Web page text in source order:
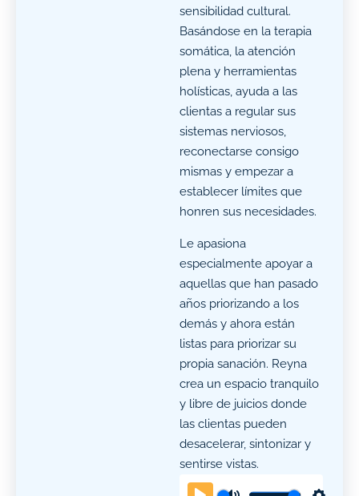
sensibilidad cultural.
Basándose en la terapia
somática, la atención
plena y herramientas
holísticas, ayuda a las
clientas a regular sus
sistemas nerviosos,
reconectarse consigo
mismas y empezar a
establecer límites que
honren sus necesidades.
Le apasiona
especialmente apoyar a
aquellas que han pasado
años priorizando a los
demás y ahora están
listas para priorizar su
propia sanación. Reyna
crea un espacio tranquilo
y libre de juicios donde
las clientas pueden
desacelerar, sintonizar y
sentirse vistas.